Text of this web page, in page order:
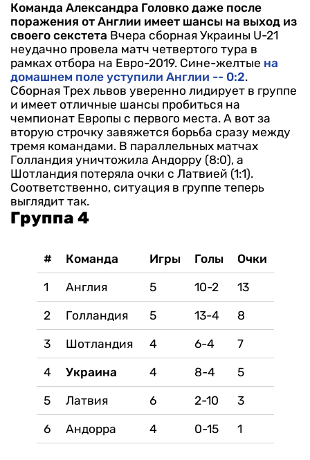
Команда Александра Головко даже после
поражения от Англии имеет шансы на выход из
своего секстета Вчера сборная Украины U-21
неудачно провела матч четвертого тура в
рамках отбора на Евро-2019. Сине-желтые на
домашнем поле уступили Англии -- 0:2.
Сборная Трех львов уверенно лидирует в группе
и имеет отличные шансы пробиться на
чемпионат Европы с первого места. А вот за
вторую строчку завяжется борьба сразу между
тремя командами. В параллельных матчах
Голландия уничтожила Андорру (8:0), а
Шотландия потеряла очки с Латвией (1:1).
Соответственно, ситуация в группе теперь
выглядит так.
Группа 4
# Команда Игры Голы Очки
1 Англия 5 10-2 13
2 Голландия 5 13-4 8
3 Шотландия 4 6-4 7
4 Украина 4 8-4 5
5 Латвия 6 2-10 3
6 Андорра 4 0-15 1